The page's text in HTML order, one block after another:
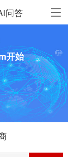
问答
开始